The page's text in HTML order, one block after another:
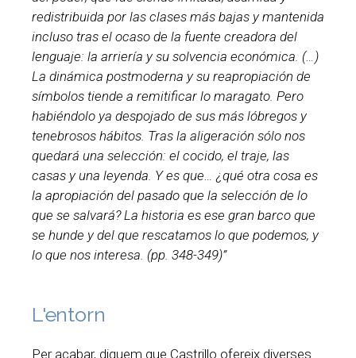
redistribuida por las clases más bajas y mantenida
incluso tras el ocaso de la fuente creadora del
lenguaje: la arriería y su solvencia económica. (…)
La dinámica postmoderna y su reapropiación de
símbolos tiende a remitificar lo maragato. Pero
habiéndolo ya despojado de sus más lóbregos y
tenebrosos hábitos. Tras la aligeración sólo nos
quedará una selección: el cocido, el traje, las
casas y una leyenda. Y es que… ¿qué otra cosa es
la apropiación del pasado que la selección de lo
que se salvará? La historia es ese gran barco que
se hunde y del que rescatamos lo que podemos, y
lo que nos interesa. (pp. 348-349)”
L'entorn
Per acabar, diguem que Castrillo ofereix diverses